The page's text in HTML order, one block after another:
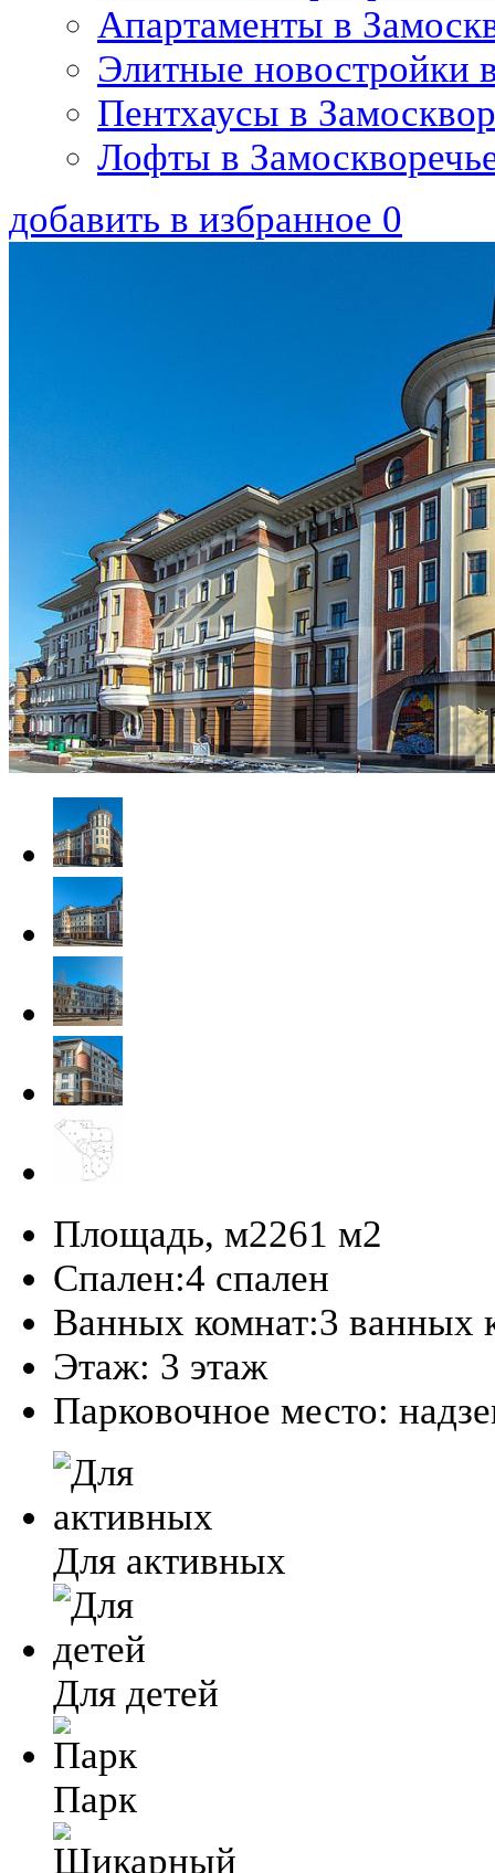
Апартаменты в
Элитные новостройки
Пентхаусы в
Лофты в
добавить в избранное 0
Площадь, м2261 м2
Спален:4 спален
Ванных комнат:3 ванных
Этаж: 3 этаж
Парковочное место:
Для активных
Для детей
Парк